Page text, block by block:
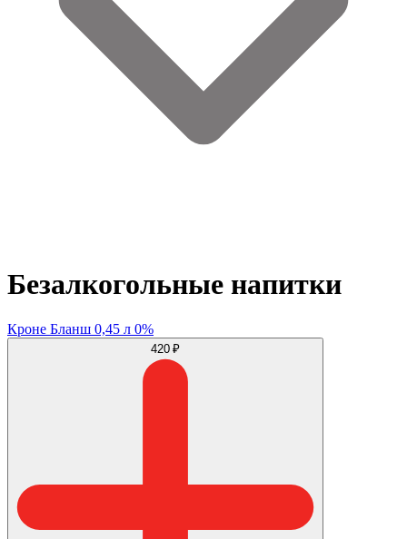
Безалкогольные напитки
Кроне Бланш 0,45 л 0%
420 ₽